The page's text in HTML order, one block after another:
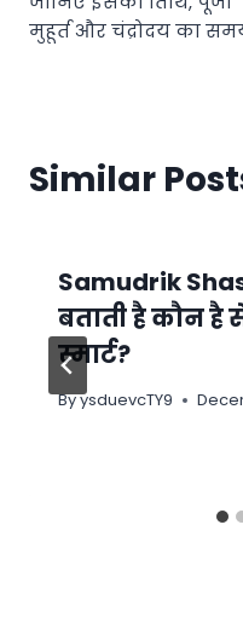
मुहूर्त और चंद्रोदय का
Similar
Samudrik
बताती है कौन
स्मार्ट?
ByysduevcTY9